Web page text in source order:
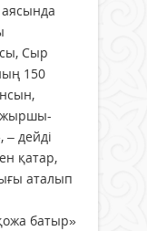
аясында
Сыр
150
жыршы-
– дейді
қатар,
аталып
батыр»